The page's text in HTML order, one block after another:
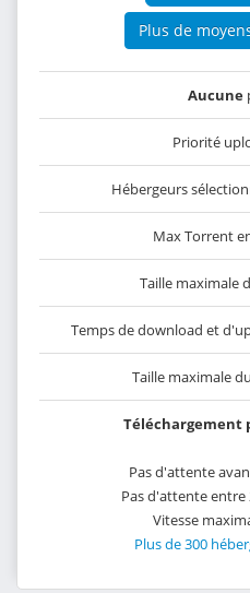
Plus de
Aucune
Priorité
Hébergeurs
Max Torrent
Taille maximale
Temps de download et
Taille maximale
Pas d'attente
Pas d'attente
Vitesse
Plus de 300